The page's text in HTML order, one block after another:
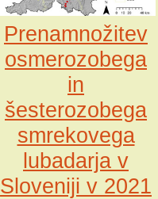
Prenamnožitev
osmerozobega
in
šesterozobega
smrekovega
lubadarja v
Sloveniji v 2021